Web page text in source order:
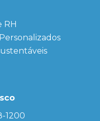
RH
1200